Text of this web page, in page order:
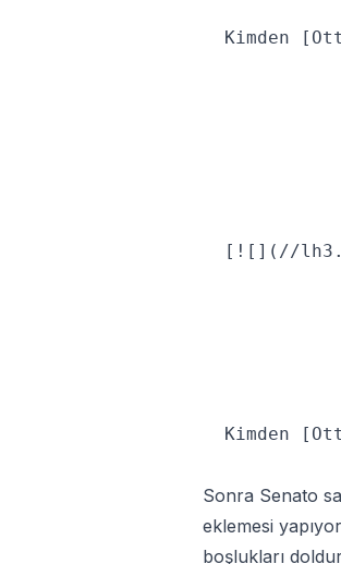
Kimden
[![](//
Kimden
Sonra Senato
eklemesi
boşlukları